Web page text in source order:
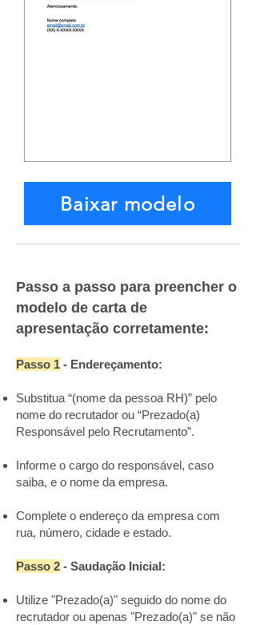
Baixar modelo
Passo a passo para preencher o
modelo de carta de
apresentação corretamente:
Passo 1 - Endereçamento:
Substitua “(nome da pessoa RH)” pelo
nome do recrutador ou “Prezado(a)
Responsável pelo Recrutamento”.
Informe o cargo do responsável, caso
saiba, e o nome da empresa.
Complete o endereço da empresa com
rua, número, cidade e estado.
Passo 2 - Saudação Inicial:
Utilize "Prezado(a)" seguido do nome do
recrutador ou apenas "Prezado(a)" se não